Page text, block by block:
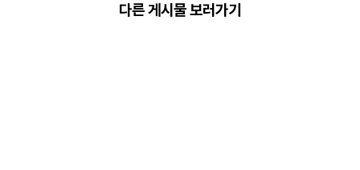
다른 게시물 보러가기